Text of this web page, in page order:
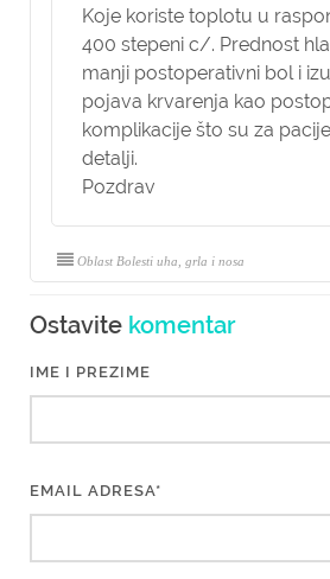
Koje koriste toplotu u
400 stepeni c/. Prednost
manji postoperativni bol i
pojava krvarenja kao
komplikacije što su za
detalji.
Pozdrav
Oblast Bolesti uha, grla i nosa
Ostavite komentar
IME I PREZIME
EMAIL ADRESA*